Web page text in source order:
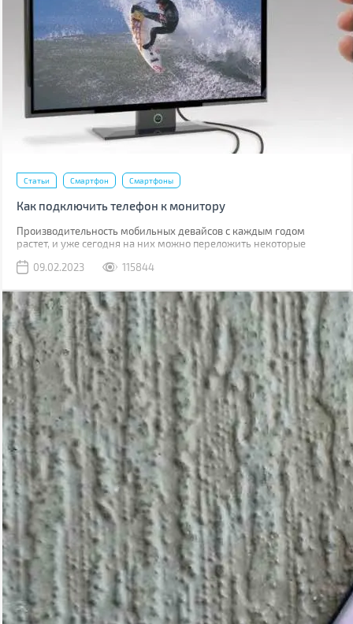
Статьи Смартфон Смартфоны
Как подключить телефон к монитору
Производительность мобильных девайсов с каждым годом
растет, и уже сегодня на них можно переложить некоторые
09.02.2023
115844